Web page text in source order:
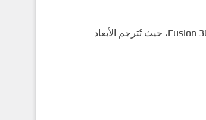
يتم تحويل التصميم إلى تعليمات قابلة للتنفيذ باستخدام برامج مثل Mastercam أو Fusion 360، حيث تُترجم الأبعاد